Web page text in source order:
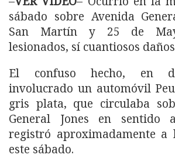
sábado sobre Avenida
San Martín y 25 de
lesionados, sí cuantiosos
El confuso hecho, en
involucrado un automóvil
gris plata, que circulaba
General Jones en sentido
registró aproximadamente a
este sábado.